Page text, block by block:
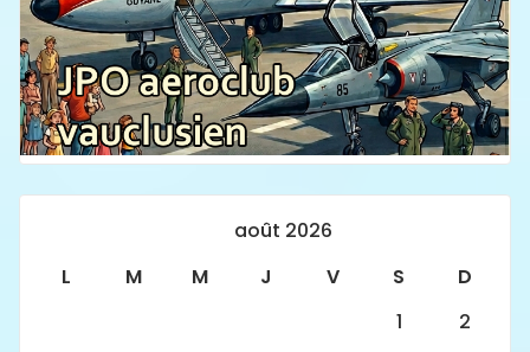
août 2026
L
M M J V S
D
1
2